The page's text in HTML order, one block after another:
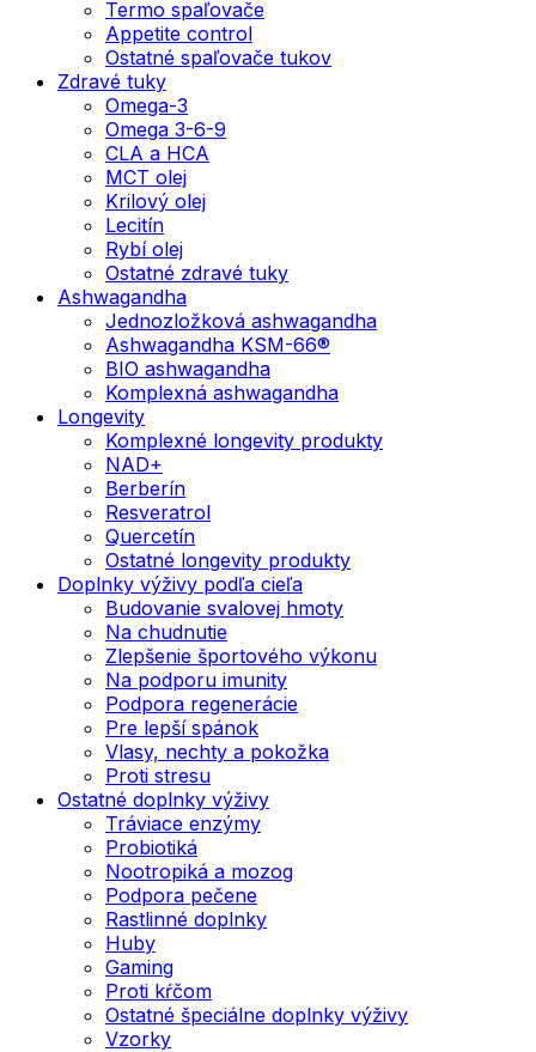
Termo spaľovače
Appetite control
Ostatné spaľovače tukov
Zdravé tuky
Omega-3
Omega 3-6-9
CLA a HCA
MCT olej
Krilový olej
Lecitín
Rybí olej
Ostatné zdravé tuky
Ashwagandha
Jednozložková ashwagandha
Ashwagandha KSM-66®
BIO ashwagandha
Komplexná ashwagandha
Longevity
Komplexné longevity produkty
NAD+
Berberín
Resveratrol
Quercetín
Ostatné longevity produkty
Doplnky výživy podľa cieľa
Budovanie svalovej hmoty
Na chudnutie
Zlepšenie športového výkonu
Na podporu imunity
Podpora regenerácie
Pre lepší spánok
Vlasy, nechty a pokožka
Proti stresu
Ostatné doplnky výživy
Tráviace enzýmy
Probiotiká
Nootropiká a mozog
Podpora pečene
Rastlinné doplnky
Huby
Gaming
Proti kŕčom
Ostatné špeciálne doplnky výživy
Vzorky